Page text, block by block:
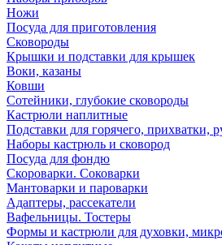
Ножи
Посуда для приготовления
Сковороды
Крышки и подставки для крышек
Воки, казаны
Ковши
Сотейники, глубокие сковороды
Кастрюли наплитные
Подставки для горячего, прихватки,
Наборы кастрюль и сковород
Посуда для фондю
Скороварки. Соковарки
Мантоварки и пароварки
Адаптеры, рассекатели
Вафельницы. Тостеры
Формы и кастрюли для духовки,